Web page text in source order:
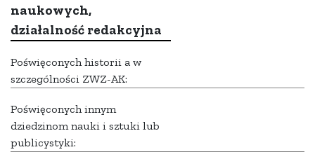
naukowych,
działalność redakcyjna
Poświęconych historii a w
szczególności ZWZ-AK:
Poświęconych innym
dziedzinom nauki i sztuki lub
publicystyki: